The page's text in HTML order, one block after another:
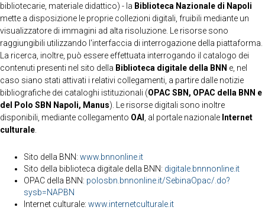
bibliotecarie, materiale didattico) - la Biblioteca Nazionale di Napoli
mette a disposizione le proprie collezioni digitali, fruibili mediante un
visualizzatore di immagini ad alta risoluzione. Le risorse sono
raggiungibili utilizzando l'interfaccia di interrogazione della piattaforma.
La ricerca, inoltre, può essere effettuata interrogando il catalogo dei
contenuti presenti nel sito della Biblioteca digitale della BNN e, nel
caso siano stati attivati i relativi collegamenti, a partire dalle notizie
bibliografiche dei cataloghi istituzionali (OPAC SBN, OPAC della BNN e
del Polo SBN Napoli, Manus). Le risorse digitali sono inoltre
disponibili, mediante collegamento OAI , al portale nazionale Internet
culturale
Sito della BNN: www.bnnonline.it
Sito della biblioteca digitale della BNN: digitale.bnnnonline.it
OPAC della BNN: polosbn.bnnonline.it/SebinaOpac/.do?
sysb=NAPBN
Internet culturale: www.internetculturale.it